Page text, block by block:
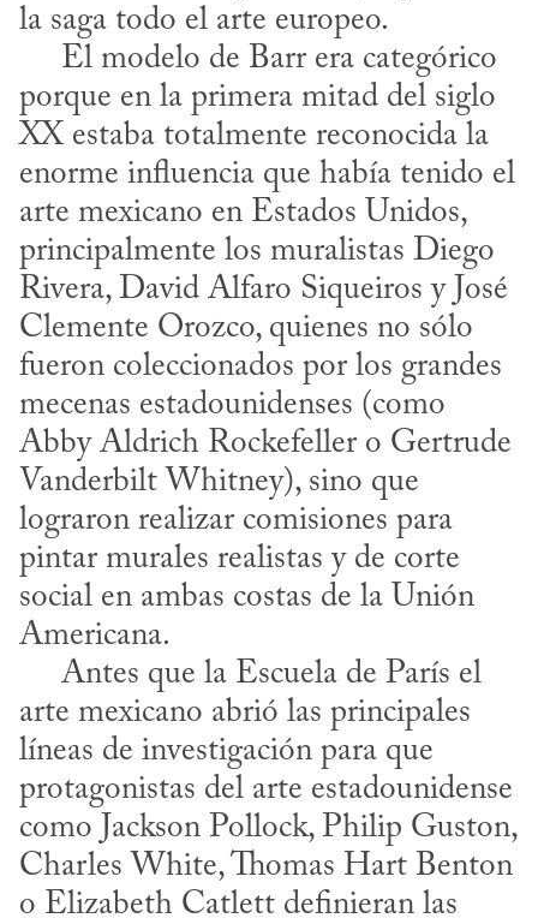
la saga todo el arte europeo.
porque en la primera mitad del siglo
XX estaba totalmente reconocida la
enorme influencia que había tenido el
arte mexicano en Estados Unidos,
principalmente los muralistas Diego
Rivera, David Alfaro Siqueiros y José
Clemente Orozco, quienes no sólo
fueron coleccionados por los grandes
mecenas estadounidenses (como
Abby Aldrich Rockefeller o Gertrude
Vanderbilt Whitney), sino que
lograron realizar comisiones para
pintar murales realistas y de corte
social en ambas costas de la Unión
Americana.
arte mexicano abrió las principales
líneas de investigación para que
protagonistas del arte estadounidense
como Jackson Pollock, Philip Guston,
Charles White, Thomas Hart Benton
o Elizabeth Catlett definieran las